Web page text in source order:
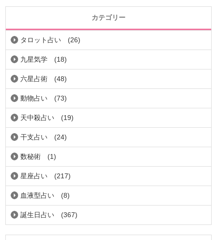
カテゴリー
タロット占い (26)
九星気学 (18)
六星占術 (48)
動物占い (73)
天中殺占い (19)
干支占い (24)
数秘術 (1)
星座占い (217)
血液型占い (8)
誕生日占い (367)